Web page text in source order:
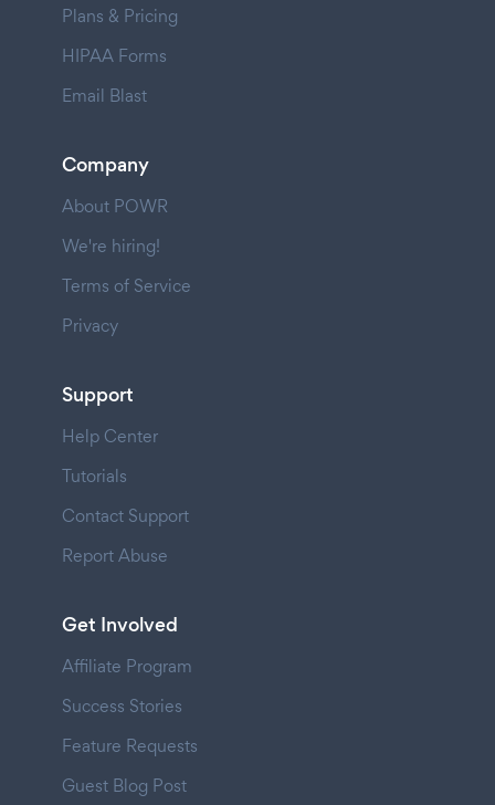
Plans & Pricing
HIPAA Forms
Email Blast
Company
About POWR
We're hiring!
Terms of Service
Privacy
Support
Help Center
Tutorials
Contact Support
Report Abuse
Get Involved
Affiliate Program
Success Stories
Feature Requests
Guest Blog Post